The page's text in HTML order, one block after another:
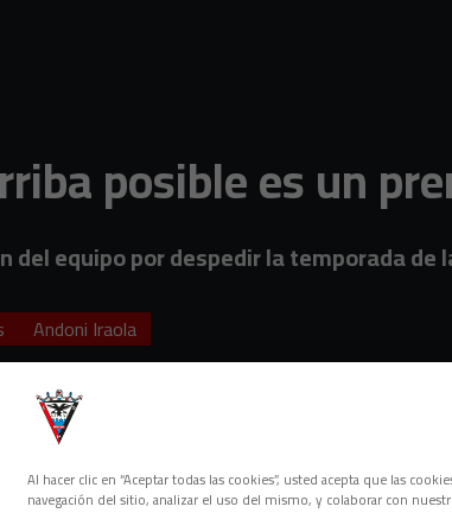
posible es un
del equipo por despedir la temporada de
Andoni Iraola
Al hacer clic en “Aceptar todas las cookies”, usted acepta que las
navegación del sitio, analizar el uso del mismo, y colaborar con